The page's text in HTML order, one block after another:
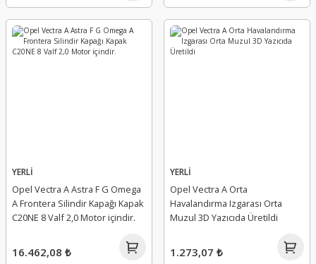
YERLİ
Opel Vectra A Astra F G Omega
A Frontera Silindir Kapağı Kapak
C20NE 8 Valf 2,0 Motor içindir.
16.462,08 ₺
YERLİ
Opel Vectra A Orta
Havalandırma Izgarası Orta
Muzul 3D Yazıcıda Üretildi
1.273,07 ₺